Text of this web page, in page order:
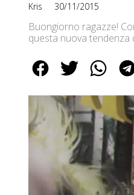
Kris 30/11/2015
Buongiorno ragazze!
questa nuova tendenza
https://
Facebook: https://
Google+: https://